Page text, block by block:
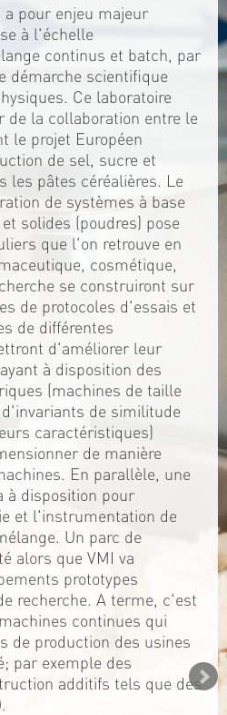
pour enjeu majeur
à l'échelle
continus et batch, par
démarche scientifique
Ce laboratoire
la collaboration entre le
le projet Européen
de sel, sucre et
les pâtes céréalières. Le
de systèmes à base
solides (poudres) pose
que l'on retrouve en
cosmétique,
se construiront sur
de protocoles d'essais et
de différentes
d'améliorer leur
à disposition des
(machines de taille
de similitude
caractéristiques)
de manière
En parallèle, une
à disposition pour
et l'instrumentation de
Un parc de
alors que VMI va
prototypes
recherche. A terme, c'est
continues qui
de production des usines
par exemple des
additifs tels que des